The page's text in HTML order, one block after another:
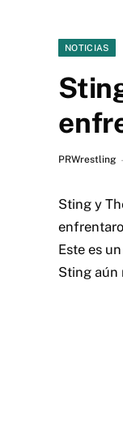
NOTICIAS
PRWrestling
Sting y
Este es
Sting aún